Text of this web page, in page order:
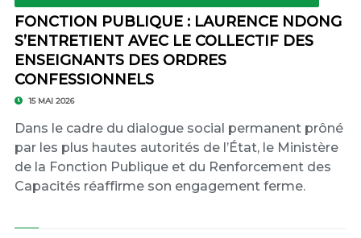
FONCTION PUBLIQUE : LAURENCE NDONG
S’ENTRETIENT AVEC LE COLLECTIF DES
ENSEIGNANTS DES ORDRES
CONFESSIONNELS
15 MAI 2026
Dans le cadre du dialogue social permanent prôné
par les plus hautes autorités de l’État, le Ministère
de la Fonction Publique et du Renforcement des
Capacités réaffirme son engagement ferme.